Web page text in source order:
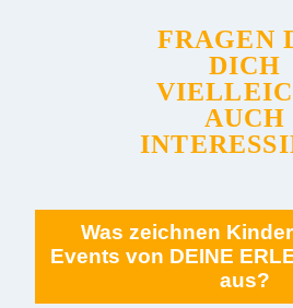
FRAGEN
DICH
AUCH
Was zeichnen
Events von DEINE
aus?